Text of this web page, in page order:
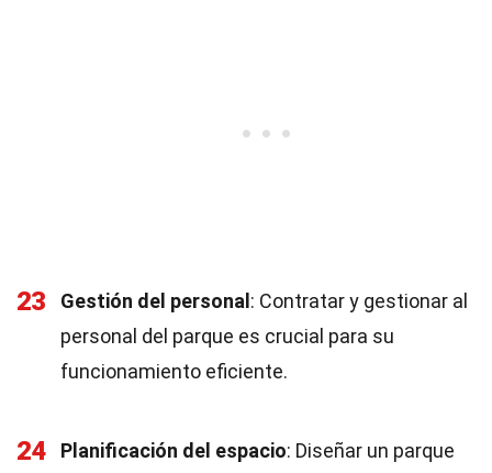
23 Gestión del personal : Contratar y gestionar al
personal del parque es crucial para su
funcionamiento eficiente.
24 Planificación del espacio: Diseñar un parque